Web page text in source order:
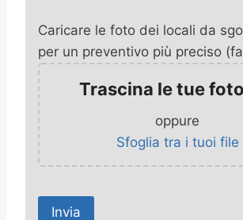
Caricare le foto dei locali da
per un preventivo più preciso
Trascina le tue
oppure
Sfoglia tra i tuoi file